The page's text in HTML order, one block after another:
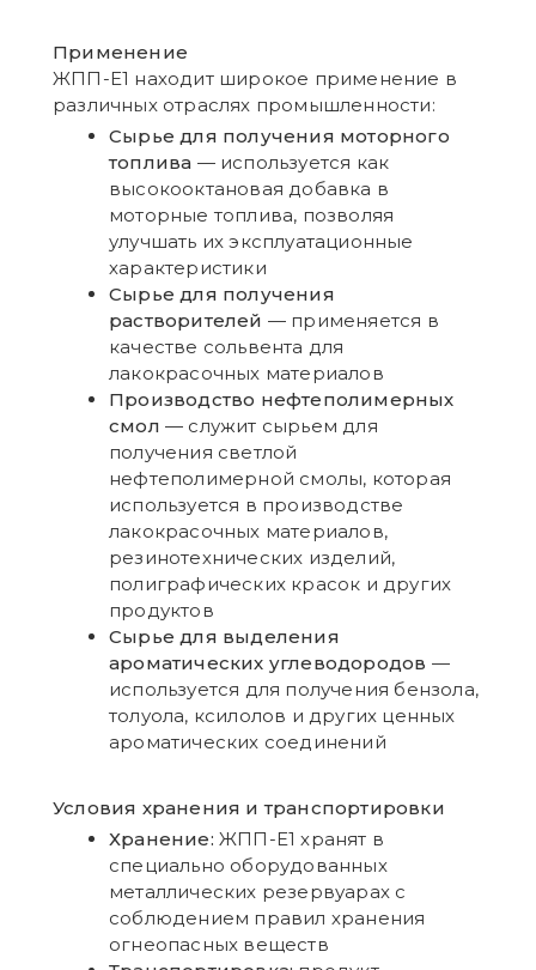
Применение
ЖПП-Е1 находит широкое применение в
различных отраслях промышленности:
Сырье для получения моторного
топлива — используется как
высокооктановая добавка в
моторные топлива, позволяя
улучшать их эксплуатационные
характеристики
Сырье для получения
растворителей — применяется в
качестве сольвента для
лакокрасочных материалов
Производство нефтеполимерных
смол — служит сырьем для
получения светлой
нефтеполимерной смолы, которая
используется в производстве
лакокрасочных материалов,
резинотехнических изделий,
полиграфических красок и других
продуктов
Сырье для выделения
ароматических углеводородов —
используется для получения бензола,
толуола, ксилолов и других ценных
ароматических соединений
Условия хранения и транспортировки
Хранение: ЖПП-Е1 хранят в
специально оборудованных
металлических резервуарах с
соблюдением правил хранения
огнеопасных веществ